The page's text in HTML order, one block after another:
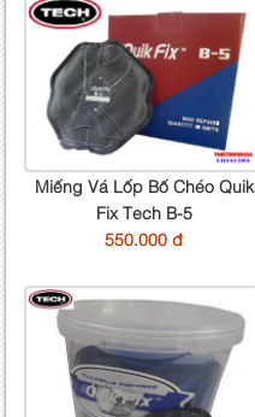
Miếng Vá Lốp Bố Chéo Quik
Fix Tech B-5
550.000 đ